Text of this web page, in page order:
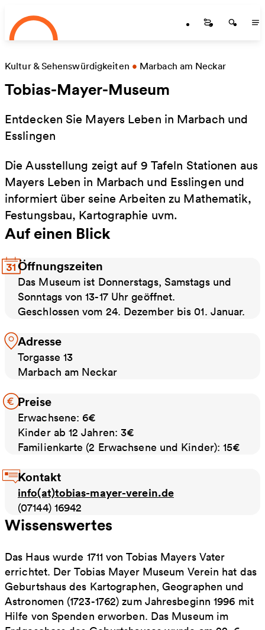
Zum Hauptinhalt springen
Startseite
Kultur & Sehenswürdigkeiten • Marbach am Neckar
Tobias-Mayer-Museum
Entdecken Sie Mayers Leben in Marbach und
Esslingen
Die Ausstellung zeigt auf 9 Tafeln Stationen aus
Mayers Leben in Marbach und Esslingen und
informiert über seine Arbeiten zu Mathematik,
Festungsbau, Kartographie uvm.
Auf einen Blick
Öffnungszeiten
Das Museum ist Donnerstags, Samstags und
Sonntags von 13-17 Uhr geöffnet.
Geschlossen vom 24. Dezember bis 01. Januar.
Adresse
Torgasse 13
Marbach am Neckar
Preise
Erwachsene: 6€
Kinder ab 12 Jahren: 3€
Familienkarte (2 Erwachsene und Kinder): 15€
Kontakt
info(at)tobias-mayer-verein.de
(07144) 16942
Wissenswertes
Das Haus wurde 1711 von Tobias Mayers Vater
errichtet. Der Tobias Mayer Museum Verein hat das
Geburtshaus des Kartographen, Geographen und
Astronomen (1723-1762) zum Jahresbeginn 1996 mit
Hilfe von Spenden erworben. Das Museum im